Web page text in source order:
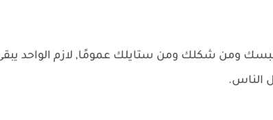
ومن شكلك ومن ستايلك عمومًا, لازم الواحد
الناس.